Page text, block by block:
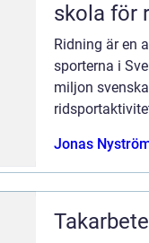
skola för
Ridning är en
sporterna i
miljon
Jonas